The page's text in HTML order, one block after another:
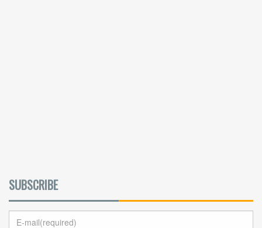
SUBSCRIBE